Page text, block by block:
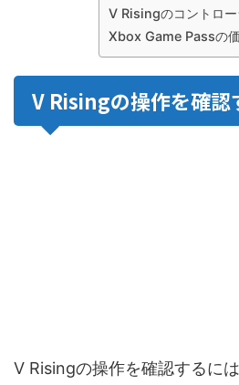
V Risingのコントロー
Xbox Game Passの
V Risingの操作を確認
V Risingの操作を確認するに